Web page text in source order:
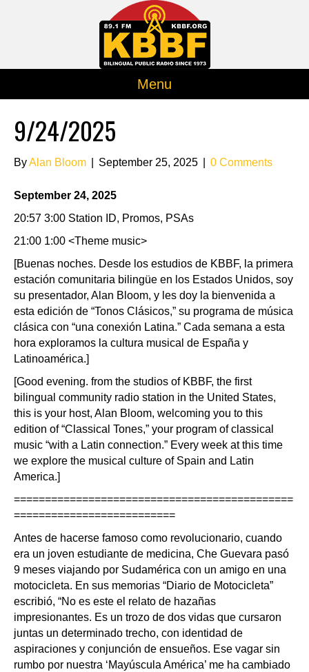
Menu
9/24/2025
ByAlan Bloom September 25, 2025 0 Comments
September 24, 2025
20:57 3:00 Station ID, Promos, PSAs
21:00 1:00 <Theme music>
[Buenas noches. Desde los estudios de KBBF, la primera
estación comunitaria bilingüe en los Estados Unidos, soy
su presentador, Alan Bloom, y les doy la bienvenida a
esta edición de “Tonos Clásicos,” su programa de música
clásica con “una conexión Latina.” Cada semana a esta
hora exploramos la cultura musical de España y
Latinoamérica.]
[Good evening. from the studios of KBBF, the first
bilingual community radio station in the United States,
this is your host, Alan Bloom, welcoming you to this
edition of “Classical Tones,” your program of classical
music “with a Latin connection.” Every week at this time
we explore the musical culture of Spain and Latin
America.]
=============================================
==========================
Antes de hacerse famoso como revolucionario, cuando
era un joven estudiante de medicina, Che Guevara pasó
9 meses viajando por Sudamérica con un amigo en una
motocicleta. En sus memorias “Diario de Motocicleta”
escribió, “No es este el relato de hazañas
impresionantes. Es un trozo de dos vidas que cursaron
juntas un determinado trecho, con identidad de
aspiraciones y conjunción de ensueños. Ese vagar sin
rumbo por nuestra ‘Mayúscula América’ me ha cambiado